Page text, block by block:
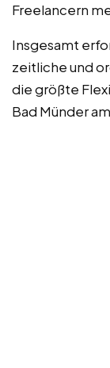
Freelancern
Insgesamt
zeitliche und
die größte
Bad Münder